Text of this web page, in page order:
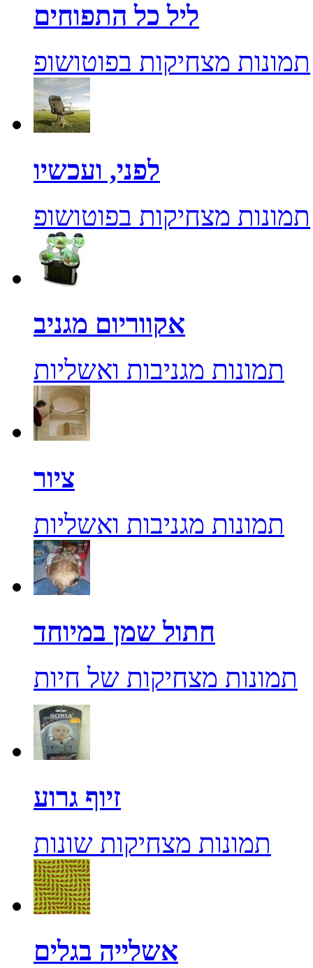
ליל כל התפוחים
תמונות מצחיקות בפוטושופ
לפני, ועכשיו
תמונות מצחיקות בפוטושופ
אקווריום מגניב
תמונות מגניבות ואשליות
ציור
תמונות מגניבות ואשליות
חתול שמן במיוחד
תמונות מצחיקות של חיות
זיוף גרוע
תמונות מצחיקות שונות
אשלייה בגלים